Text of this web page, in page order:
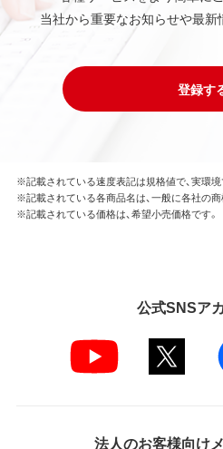
当社から重要なお知らせや最新
登録す
※記載されている速度表記は規格値で、実環境
※記載されている各商品名は、一般に各社の商
※記載されている価格は、希望小売価格です。
公式SNSア
法人のお客様向け